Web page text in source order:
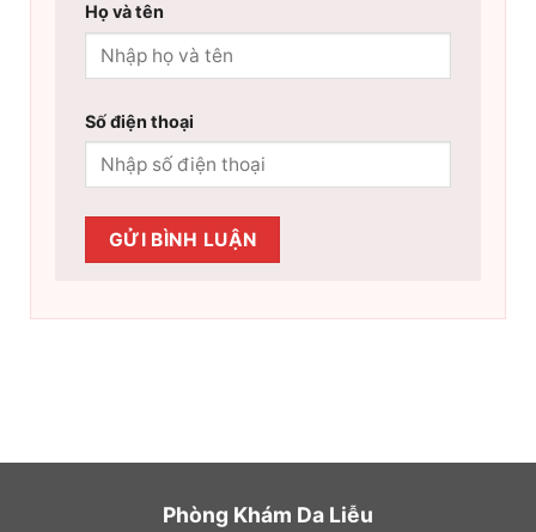
Họ và tên
Số điện thoại
Phòng Khám Da Liễu